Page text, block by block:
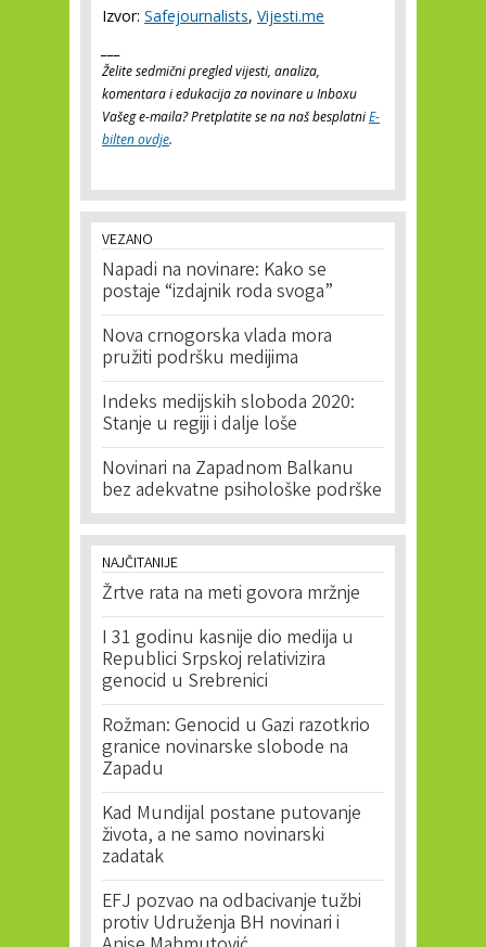
Izvor: Safejournalists, Vijesti.me
Želite sedmični pregled vijesti, analiza,
komentara i edukacija za novinare u Inboxu
Vašeg e-maila? Pretplatite se na naš besplatniE-
bilten ovdje.
VEZANO
Napadi na novinare: Kako se
postaje “izdajnik roda svoga”
Nova crnogorska vlada mora
pružiti podršku medijima
Indeks medijskih sloboda 2020:
Stanje u regiji i dalje loše
Novinari na Zapadnom Balkanu
bez adekvatne psihološke podrške
NAJČITANIJE
Žrtve rata na meti govora mržnje
I 31 godinu kasnije dio medija u
Republici Srpskoj relativizira
genocid u Srebrenici
Rožman: Genocid u Gazi razotkrio
granice novinarske slobode na
Zapadu
Kad Mundijal postane putovanje
života, a ne samo novinarski
zadatak
EFJ pozvao na odbacivanje tužbi
protiv Udruženja BH novinari i